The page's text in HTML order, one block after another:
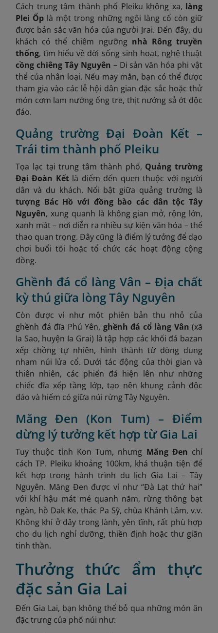
Cách trung tâm thành phố Pleiku không xa, làng
Plei Ốp là một trong những ngôi làng cổ còn giữ
được bản sắc văn hóa của người Jrai. Đến đây, du
khách có thể chiêm ngưỡng nhà Rông truyền
thống, tìm hiểu về đời sống sinh hoạt, nghệ thuật
cồng chiêng Tây Nguyên – Di sản văn hóa phi vật
thể của nhân loại. Nếu may mắn, bạn có thể được
tham gia vào các lễ hội dân gian đặc sắc hoặc thử
món cơm lam nướng ống tre, thịt nướng sả ớt độc
đáo.
Quảng trường Đại Đoàn Kết –
Trái tim thành phố Pleiku
Tọa lạc tại trung tâm thành phố, Quảng trường
Đại Đoàn Kếtlà điểm đến quen thuộc với người
dân và du khách. Nổi bật giữa quảng trường là
tượng Bác Hồ với đồng bào các dân tộc Tây
Nguyên, xung quanh là không gian mở, rộng lớn,
xanh mát – nơi diễn ra nhiều sự kiện văn hóa – thể
thao quan trọng. Đây cũng là điểm lý tưởng để dạo
chơi buổi tối hoặc tổ chức các hoạt động cộng
đồng.
Ghềnh đá cổ làng Vân – Địa chất
kỳ thú giữa lòng Tây Nguyên
Còn được ví như một phiên bản thu nhỏ của
ghềnh đá đĩa Phú Yên, ghềnh đá cổ làng Vân (xã
Ia Sao, huyện Ia Grai) là tập hợp các khối đá bazan
xếp chồng tự nhiên, hình thành từ dòng dung
nham núi lửa cổ. Dưới tác động của thời gian và
thiên nhiên, các phiến đá hiện lên như những
chiếc đĩa xếp tầng lớp, tạo nên khung cảnh độc
đáo và hiếm có giữa núi rừng Tây Nguyên.
Măng Đen (Kon Tum) – Điểm
dừng lý tưởng kết hợp từ Gia Lai
Tuy thuộc tỉnh Kon Tum, nhưng Măng Đen chỉ
cách TP. Pleiku khoảng 100km, khá thuận tiện để
kết hợp trong hành trình du lịch Gia Lai – Tây
Nguyên. Măng Đen được ví như “Đà Lạt thứ hai”
với khí hậu mát mẻ quanh năm, rừng thông bạt
ngàn, hồ Dak Ke, thác Pa Sỹ, chùa Khánh Lâm, v.v.
Không khí ở đây trong lành, yên tĩnh, rất phù hợp
cho du lịch nghỉ dưỡng, thiền định hoặc thư giãn
tinh thần.
Thưởng thức ẩm thực
đặc sản Gia Lai
Đến Gia Lai, bạn không thể bỏ qua những món ăn
đặc trưng của phố núi như: